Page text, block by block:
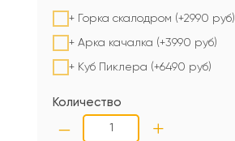
+ Горка скалодром (+2990 руб)
+ Арка качалка (+3990 руб)
+ Куб Пиклера (+6490 руб)
Количество
– +